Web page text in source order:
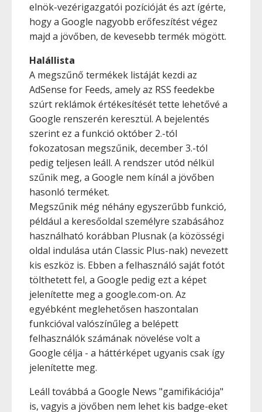
elnök-vezérigazgatói pozícióját és azt ígérte,
hogy a Google nagyobb erőfeszítést végez
majd a jövőben, de kevesebb termék mögött.
Halállista
A megszűnő termékek listáját kezdi az
AdSense for Feeds, amely az RSS feedekbe
szúrt reklámok értékesítését tette lehetővé a
Google renszerén keresztül. A bejelentés
szerint ez a funkció október 2.-tól
fokozatosan megszűnik, december 3.-tól
pedig teljesen leáll. A rendszer utód nélkül
szűnik meg, a Google nem kínál a jövőben
hasonló terméket.
Megszűnik még néhány egyszerűbb funkció,
például a keresőoldal személyre szabásához
használható korábban Plusnak (a közösségi
oldal indulása után Classic Plus-nak) nevezett
kis eszköz is. Ebben a felhasználó saját fotót
tölthetett fel, a Google pedig ezt a képet
jelenítette meg a google.com-on. Az
egyébként meglehetősen haszontalan
funkcióval valószínűleg a belépett
felhasználók számának növelése volt a
Google célja - a háttérképet ugyanis csak így
jelenítette meg.
Leáll továbbá a Google News "gamifikációja"
is, vagyis a jövőben nem lehet kis badge-eket